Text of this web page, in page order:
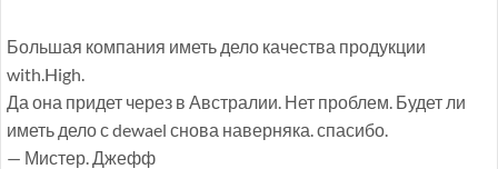
Большая компания иметь дело качества продукции
with.High.
Да она придет через в Австралии. Нет проблем. Будет ли
иметь дело с dewael снова наверняка. спасибо.
— Мистер. Джефф